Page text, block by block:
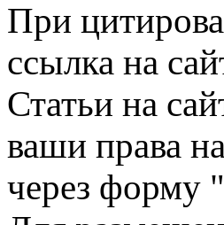
При
ссылка на
Статьи на
ваши права
через форму